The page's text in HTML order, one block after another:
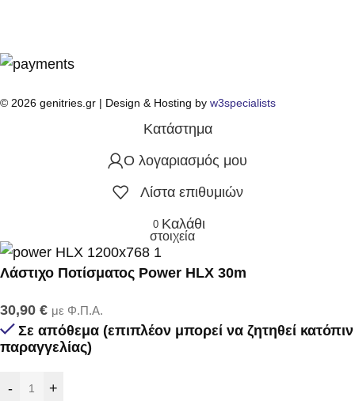
© 2026 genitries.gr | Design & Hosting by w3specialists
Κατάστημα
Ο λογαριασμός μου
Λίστα επιθυμιών
0
στοιχεία
Καλάθι
Λάστιχο Ποτίσματος Power HLX 30m
30,90 € με Φ.Π.Α.
Σε απόθεμα (επιπλέον μπορεί να ζητηθεί κατόπιν
παραγγελίας)
- +